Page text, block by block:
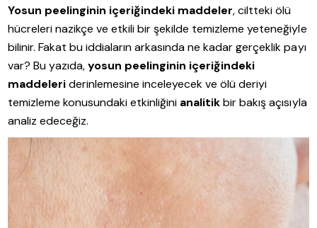
Yosun peelinginin içeriğindeki maddeler, ciltteki ölü
hücreleri nazikçe ve etkili bir şekilde temizleme yeteneğiyle
bilinir. Fakat bu iddiaların arkasında ne kadar gerçeklik payı
var? Bu yazıda,yosun peelinginin içeriğindeki
maddeleriderinlemesine inceleyecek ve ölü deriyi
temizleme konusundaki etkinliğini analitikbir bakış açısıyla
analiz edeceğiz.